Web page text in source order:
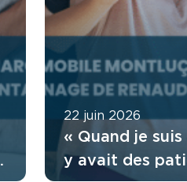
22 juin 2026
« Quand je suis
y avait des